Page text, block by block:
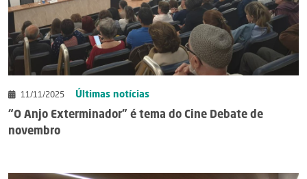
11/11/2025 Últimas notícias
“O Anjo Exterminador” é tema do Cine Debate de
novembro